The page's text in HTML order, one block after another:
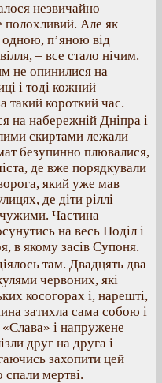
незвичайно
полохливий. Але як
одною, п’яною від
– все стало нічим.
не опинилися на
і тоді кожний
такий короткий час.
на набережній Дніпра і
скиртами лежали
безупинно плювалися,
де вже порядкували
який уже мав
де діти ріллі
Частина
на весь Поділ і
в якому засів Супоня.
там. Двадцять два
червоних, які
косогорах і, нарешті,
затихла сама собою і
«Слава» і напружене
друг на друга і
захопити цей
спали мертві.